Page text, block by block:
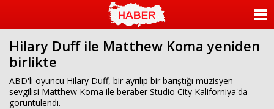
Hilary Duff ile Matthew Koma yeniden
birlikte
ABD'li oyuncu Hilary Duff, bir ayrılıp bir barıştığı müzisyen
sevgilisi Matthew Koma ile beraber Studio City Kaliforniya'da
görüntülendi.
KATEGORİLER